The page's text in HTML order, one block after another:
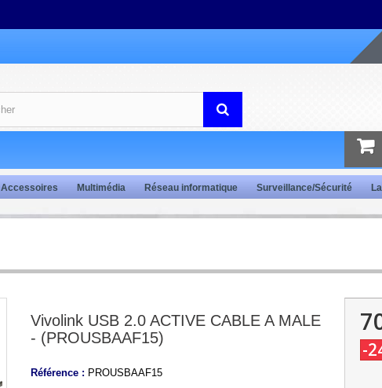
Accessoires Multimédia Réseau informatique Surveillance/Sécurité
Vivolink USB 2.0 ACTIVE CABLE A MALE
- (PROUSBAAF15)
Référence : PROUSBAAF15
-